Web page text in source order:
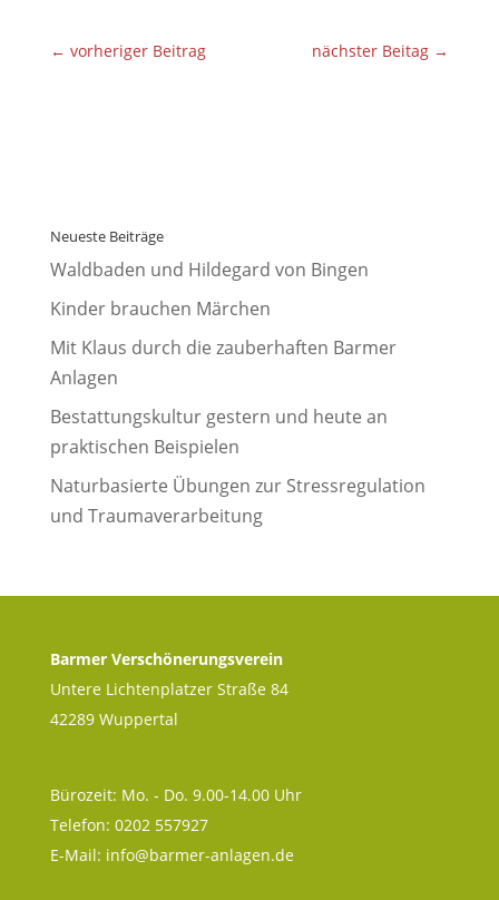
← vorheriger Beitrag nächster Beitag →
Neueste Beiträge
Waldbaden und Hildegard von Bingen
Kinder brauchen Märchen
Mit Klaus durch die zauberhaften Barmer
Anlagen
Bestattungskultur gestern und heute an
praktischen Beispielen
Naturbasierte Übungen zur Stressregulation
und Traumaverarbeitung
Barmer Verschönerungsverein
Untere Lichtenplatzer Straße 84
42289 Wuppertal
Bürozeit: Mo. - Do. 9.00-14.00 Uhr
Telefon: 0202 557927
E-Mail: info@barmer-anlagen.de